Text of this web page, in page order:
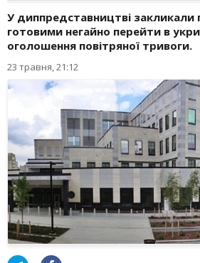
У диппредставництві
готовими негайно перейти в
оголошення повітряної тривоги.
23 травня, 21:12